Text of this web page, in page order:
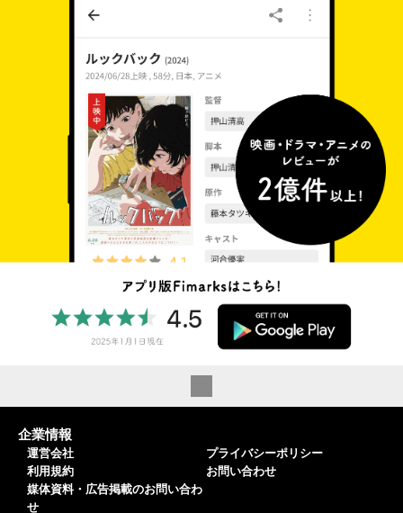
企業情報
運営会社
利用規約
媒体資料・広告掲載のお問い合わ
せ
プライバシーポリシー
お問い合わせ